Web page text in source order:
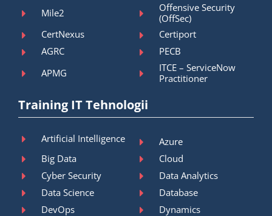
Mile2
Offensive Security
(OffSec)
CertNexus
Certiport
AGRC
PECB
APMG
ITCE – ServiceNow
Practitioner
Training IT Tehnologii
Artificial Intelligence
Azure
Big Data
Cloud
Cyber Security
Data Analytics
Data Science
Database
DevOps
Dynamics